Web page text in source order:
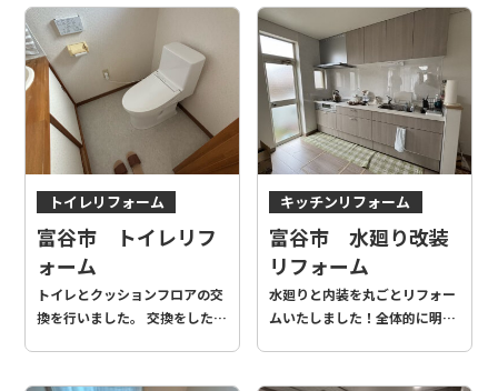
トイレリフォーム
富谷市 トイレリフ
ォーム
トイレとクッションフロアの交
換を行いました。 交換をしたこ
キッチンリフォーム
お風呂リフォーム
トイレリフォーム
洗面化粧台リフォーム
LDK改装
富谷市 水廻り改装
リフォーム
水廻りと内装を丸ごとリフォー
ムいたしました！全体的に明る
れるようになりました！洗面脱